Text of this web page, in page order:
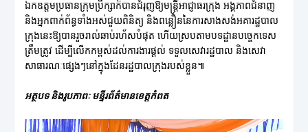
ឯកឧត្តមប្រធានក្រុមប្រឹក្សាក៏បានជំរុញឱ្យមន្ត្រីអាជ្ញាធរក្រុង អង្គភាពជំនាញ
និងអ្នកពាក់ព័ន្ធទាំងអស់ជួយពិនិត្យ និងពន្លឿននៃការសាងសង់អគារដ្ឋបាល
ក្រុងនេះឱ្យបានរួចរាល់ឆាប់រហ័សបំផុត ហើយស្របតាមបទដ្ឋានបច្ចេកទេស
ត្រឹមត្រូវ ដើម្បីលើកកម្ពស់ដល់ការងារផ្តល់ ទទួលសេវារដ្ឋបាល និងសេវា
សាធារណៈផ្សេងៗនៅក្នុងដែនរដ្ឋបាលក្រុងរបស់ខ្លួន៕
អត្ថបទ និងរូបភាពៈ មន្ទីរព័ត៌មានខេត្តកំពត